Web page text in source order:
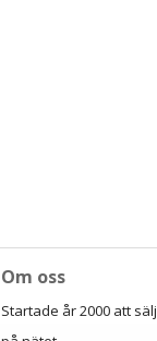
Om oss
Startade år 2000 att